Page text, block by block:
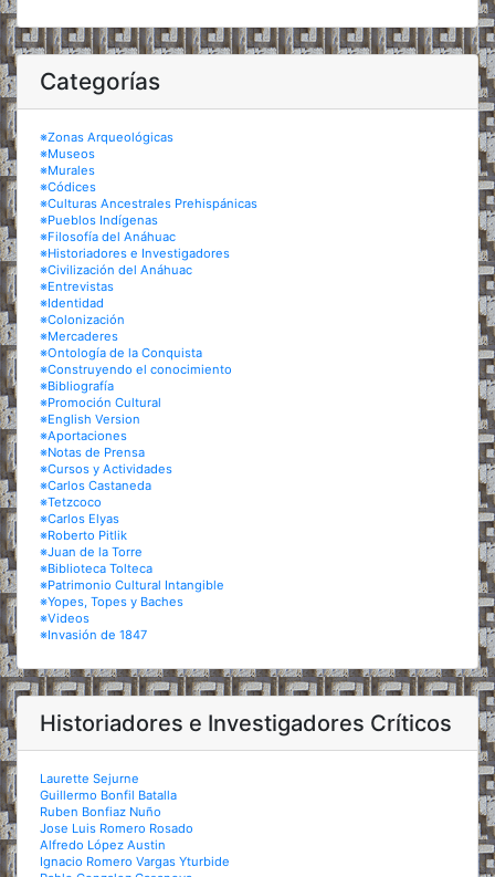
Categorías
※Zonas Arqueológicas
※Museos
※Murales
※Códices
※Culturas Ancestrales Prehispánicas
※Pueblos Indígenas
※Filosofía del Anáhuac
※Historiadores e Investigadores
※Civilización del Anáhuac
※Entrevistas
※Identidad
※Colonización
※Mercaderes
※Ontología de la Conquista
※Construyendo el conocimiento
※Bibliografía
※Promoción Cultural
※English Version
※Aportaciones
※Notas de Prensa
※Cursos y Actividades
※Carlos Castaneda
※Tetzcoco
※Carlos Elyas
※Roberto Pitlik
※Juan de la Torre
※Biblioteca Tolteca
※Patrimonio Cultural Intangible
※Yopes, Topes y Baches
※Videos
※Invasión de 1847
Historiadores e Investigadores Críticos
Laurette Sejurne
Guillermo Bonfil Batalla
Ruben Bonfiaz Nuño
Jose Luis Romero Rosado
Alfredo López Austin
Ignacio Romero Vargas Yturbide